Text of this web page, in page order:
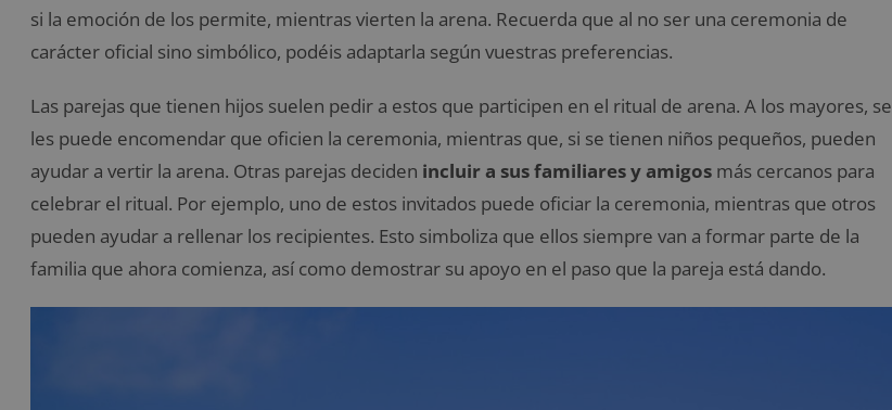
si la emoción de los permite, mientras vierten la arena. Recuerda que al no ser una ceremonia de
carácter oficial sino simbólico, podéis adaptarla según vuestras preferencias.
Las parejas que tienen hijos suelen pedir a estos que participen en el ritual de arena. A los mayores, se
les puede encomendar que oficien la ceremonia, mientras que, si se tienen niños pequeños, pueden
ayudar a vertir la arena. Otras parejas deciden incluir a sus familiares y amigos más cercanos para
celebrar el ritual. Por ejemplo, uno de estos invitados puede oficiar la ceremonia, mientras que otros
pueden ayudar a rellenar los recipientes. Esto simboliza que ellos siempre van a formar parte de la
familia que ahora comienza, así como demostrar su apoyo en el paso que la pareja está dando.